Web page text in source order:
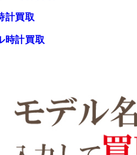
計買取
時計買取